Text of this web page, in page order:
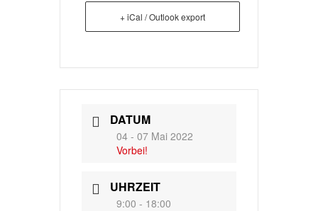
+ iCal / Outlook export
DATUM
04 - 07 Mai 2022
Vorbei!
UHRZEIT
9:00 - 18:00